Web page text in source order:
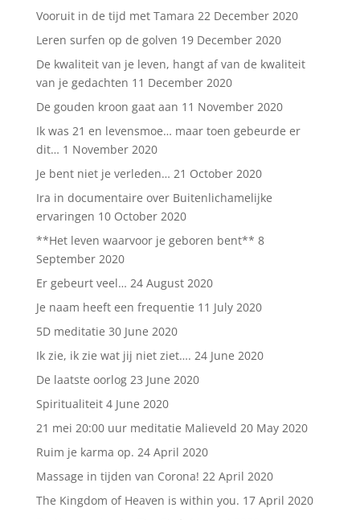
Vooruit in de tijd met Tamara 22 December 2020
Leren surfen op de golven 19 December 2020
De kwaliteit van je leven, hangt af van de kwaliteit
van je gedachten 11 December 2020
De gouden kroon gaat aan 11 November 2020
Ik was 21 en levensmoe… maar toen gebeurde er
dit… 1 November 2020
Je bent niet je verleden… 21 October 2020
Ira in documentaire over Buitenlichamelijke
ervaringen 10 October 2020
**Het leven waarvoor je geboren bent** 8
September 2020
Er gebeurt veel… 24 August 2020
Je naam heeft een frequentie 11 July 2020
5D meditatie 30 June 2020
Ik zie, ik zie wat jij niet ziet…. 24 June 2020
De laatste oorlog 23 June 2020
Spiritualiteit 4 June 2020
21 mei 20:00 uur meditatie Malieveld 20 May 2020
Ruim je karma op. 24 April 2020
Massage in tijden van Corona! 22 April 2020
The Kingdom of Heaven is within you. 17 April 2020